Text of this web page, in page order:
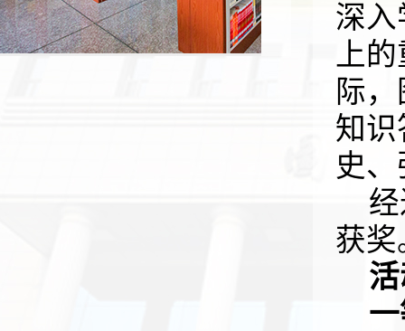
深
上
际
知
史
获奖